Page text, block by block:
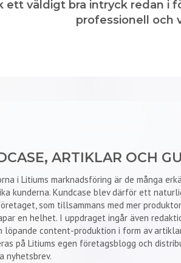
ett väldigt bra intryck redan i
professionell och
ARTIKLAR OCH
i Litiums marknadsföring är de många
kunderna. Kundcase blev därför ett
som tillsammans med mer
en helhet. I uppdraget ingår även
löpande content-produktion i form av
på Litiums egen företagsblogg och
nyhetsbrev.